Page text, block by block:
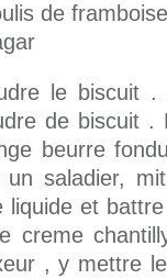
de
le biscuit
de biscuit
beurre
saladier,
liquide et
creme
, y mettre